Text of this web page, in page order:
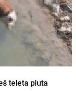
teleta pluta